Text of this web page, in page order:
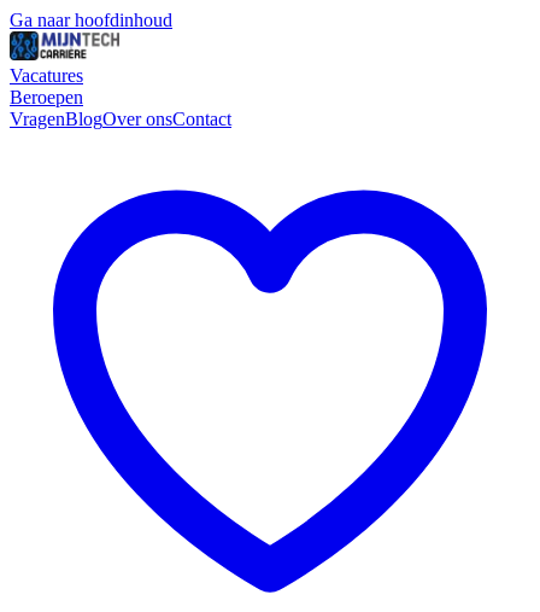
Ga naar hoofdinhoud
Vacatures
Beroepen
VragenBlogOver onsContact